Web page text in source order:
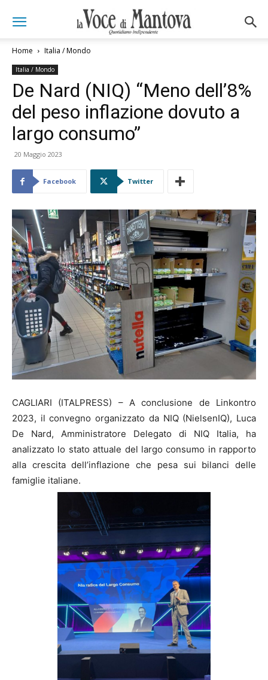
Home Italia / Mondo
Italia / Mondo
De Nard (NIQ) “Meno dell’8%
del peso inflazione dovuto a
largo consumo”
20 Maggio 2023
Facebook Twitter
CAGLIARI (ITALPRESS) – A conclusione de Linkontro
2023, il convegno organizzato da NIQ (NielsenIQ), Luca
De Nard, Amministratore Delegato di NIQ Italia, ha
analizzato lo stato attuale del largo consumo in rapporto
alla crescita dell’inflazione che pesa sui bilanci delle
famiglie italiane.